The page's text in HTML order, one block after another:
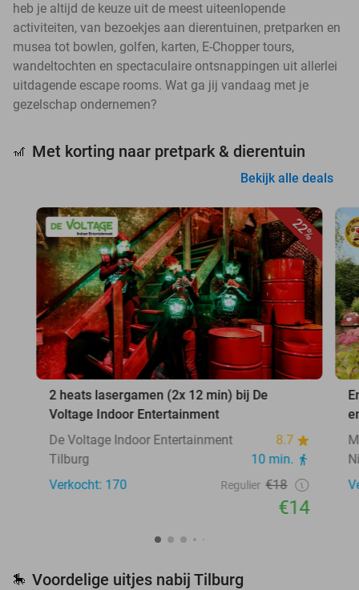
heb je altijd de keuze uit de meest uiteenlopende
activiteiten, van bezoekjes aan dierentuinen, pretparken en
musea tot bowlen, golfen, karten, E-Chopper tours,
wandeltochten en spectaculaire ontsnappingen uit allerlei
uitdagende escape rooms. Wat ga jij vandaag met je
gezelschap ondernemen?
🎢 Met korting naar pretpark & dierentuin
Bekijk alle deals
22%
2 heats lasergamen (2x 12 min) bij De
Voltage Indoor Entertainment
De Voltage Indoor Entertainment
8.7
Tilburg
10 min.
Verkocht: 170
Regulier €18
€14
🎠 Voordelige uitjes nabij Tilburg